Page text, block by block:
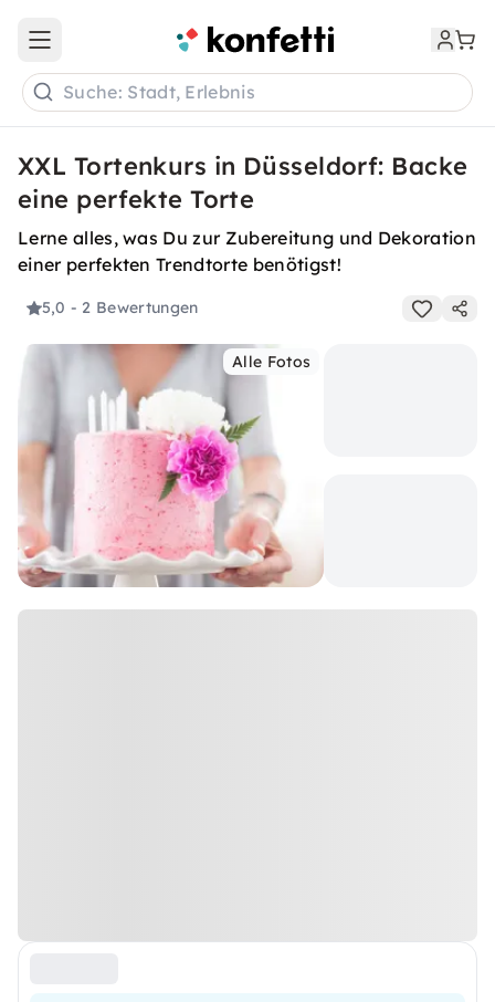
Open main menu
Suche: Stadt, Erlebnis
XXL Tortenkurs in Düsseldorf: Backe
eine perfekte Torte
Lerne alles, was Du zur Zubereitung und Dekoration
einer perfekten Trendtorte benötigst!
5,0 - 2 Bewertungen
Alle Fotos